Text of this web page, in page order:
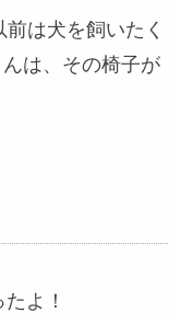
は犬を飼いたく
は、その椅子が
よ！